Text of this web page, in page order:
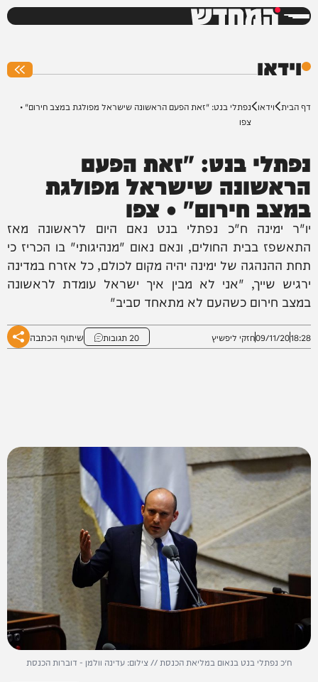
המחדש
וידאו
דף הבית וידאו נפתלי בנט: "זאת הפעם הראשונה שישראל מפולגת במצב חירום" •
צפו
נפתלי בנט: "זאת הפעם
הראשונה שישראל מפולגת
במצב חירום" • צפו
יו"ר ימינה ח"כ נפתלי בנט נאם היום לראשונה מאז
התאשפז בבית החולים, ונאם נאום "מנהיגותי" בו הכריז כי
תחת ההנהגה של ימינה יהיה מקום לכולם, כל אזרח במדינה
ירגיש שייך, "אני לא מבין איך ישראל עומדת לראשונה
במצב חירום כשהעם לא מתאחד סביב"
18:28
09/11/20חזקי ליפשיץ 20 תגובות שיתוף הכתבה
ח״כ נפתלי בנט בנאום במליאת הכנסת // צילום: עדינה וולמן - דוברות הכנסת